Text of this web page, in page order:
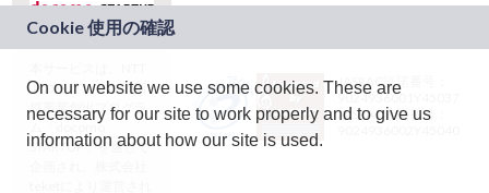
ドコモグループの新
規事業創出プログラ
ム「docomo
STARTUP」を通じて
JASRAC許諾番号：
9024936001Y45037
JASRAC許諾番号：
On our website we use some cookies. These are
necessary for our site to work properly and to give us
information about how our site is used.